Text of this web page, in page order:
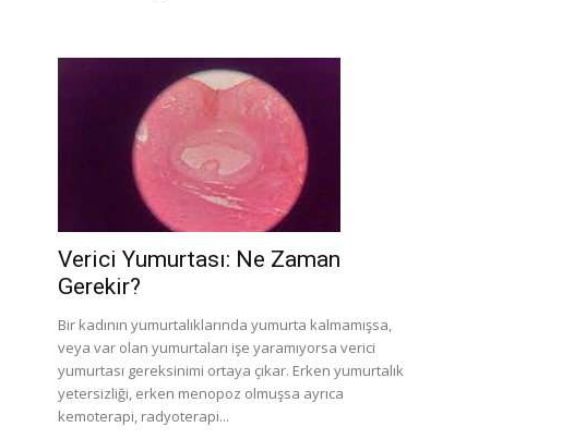
Verici Yumurtası: Ne Zaman
Gerekir?
Bir kadının yumurtalıklarında yumurta kalmamışsa,
veya var olan yumurtaları işe yaramıyorsa verici
yumurtası gereksinimi ortaya çıkar. Erken yumurtalık
yetersizliği, erken menopoz olmuşsa ayrıca
kemoterapi, radyoterapi...